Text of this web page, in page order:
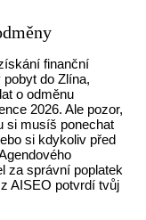
finanční
do Zlína,
o odměnu
2026. Ale pozor,
si musíš ponechat
si kdykoliv před
za správní poplatek
AISEO potvrdí tvůj